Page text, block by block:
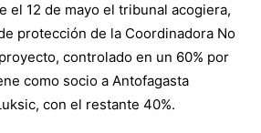
el 12 de mayo el tribunal acogiera,
protección de la Coordinadora No
controlado en un 60% por
como socio a Antofagasta
con el restante 40%.